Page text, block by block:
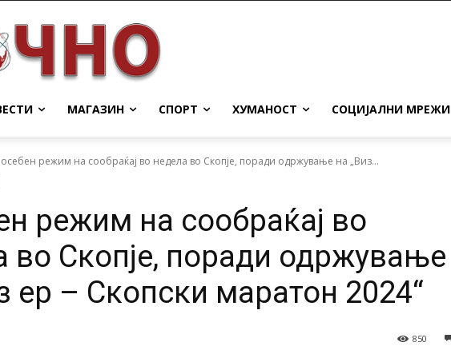
МАГАЗИН СПОРТ ХУМАНОСТ СОЦИЈАЛНИ МРЕЖИ
режим на сообраќај во недела во Скопје, поради одржување на „Виз...
режим на сообраќај во
во Скопје, поради одржување
ер – Скопски маратон 2024“
850